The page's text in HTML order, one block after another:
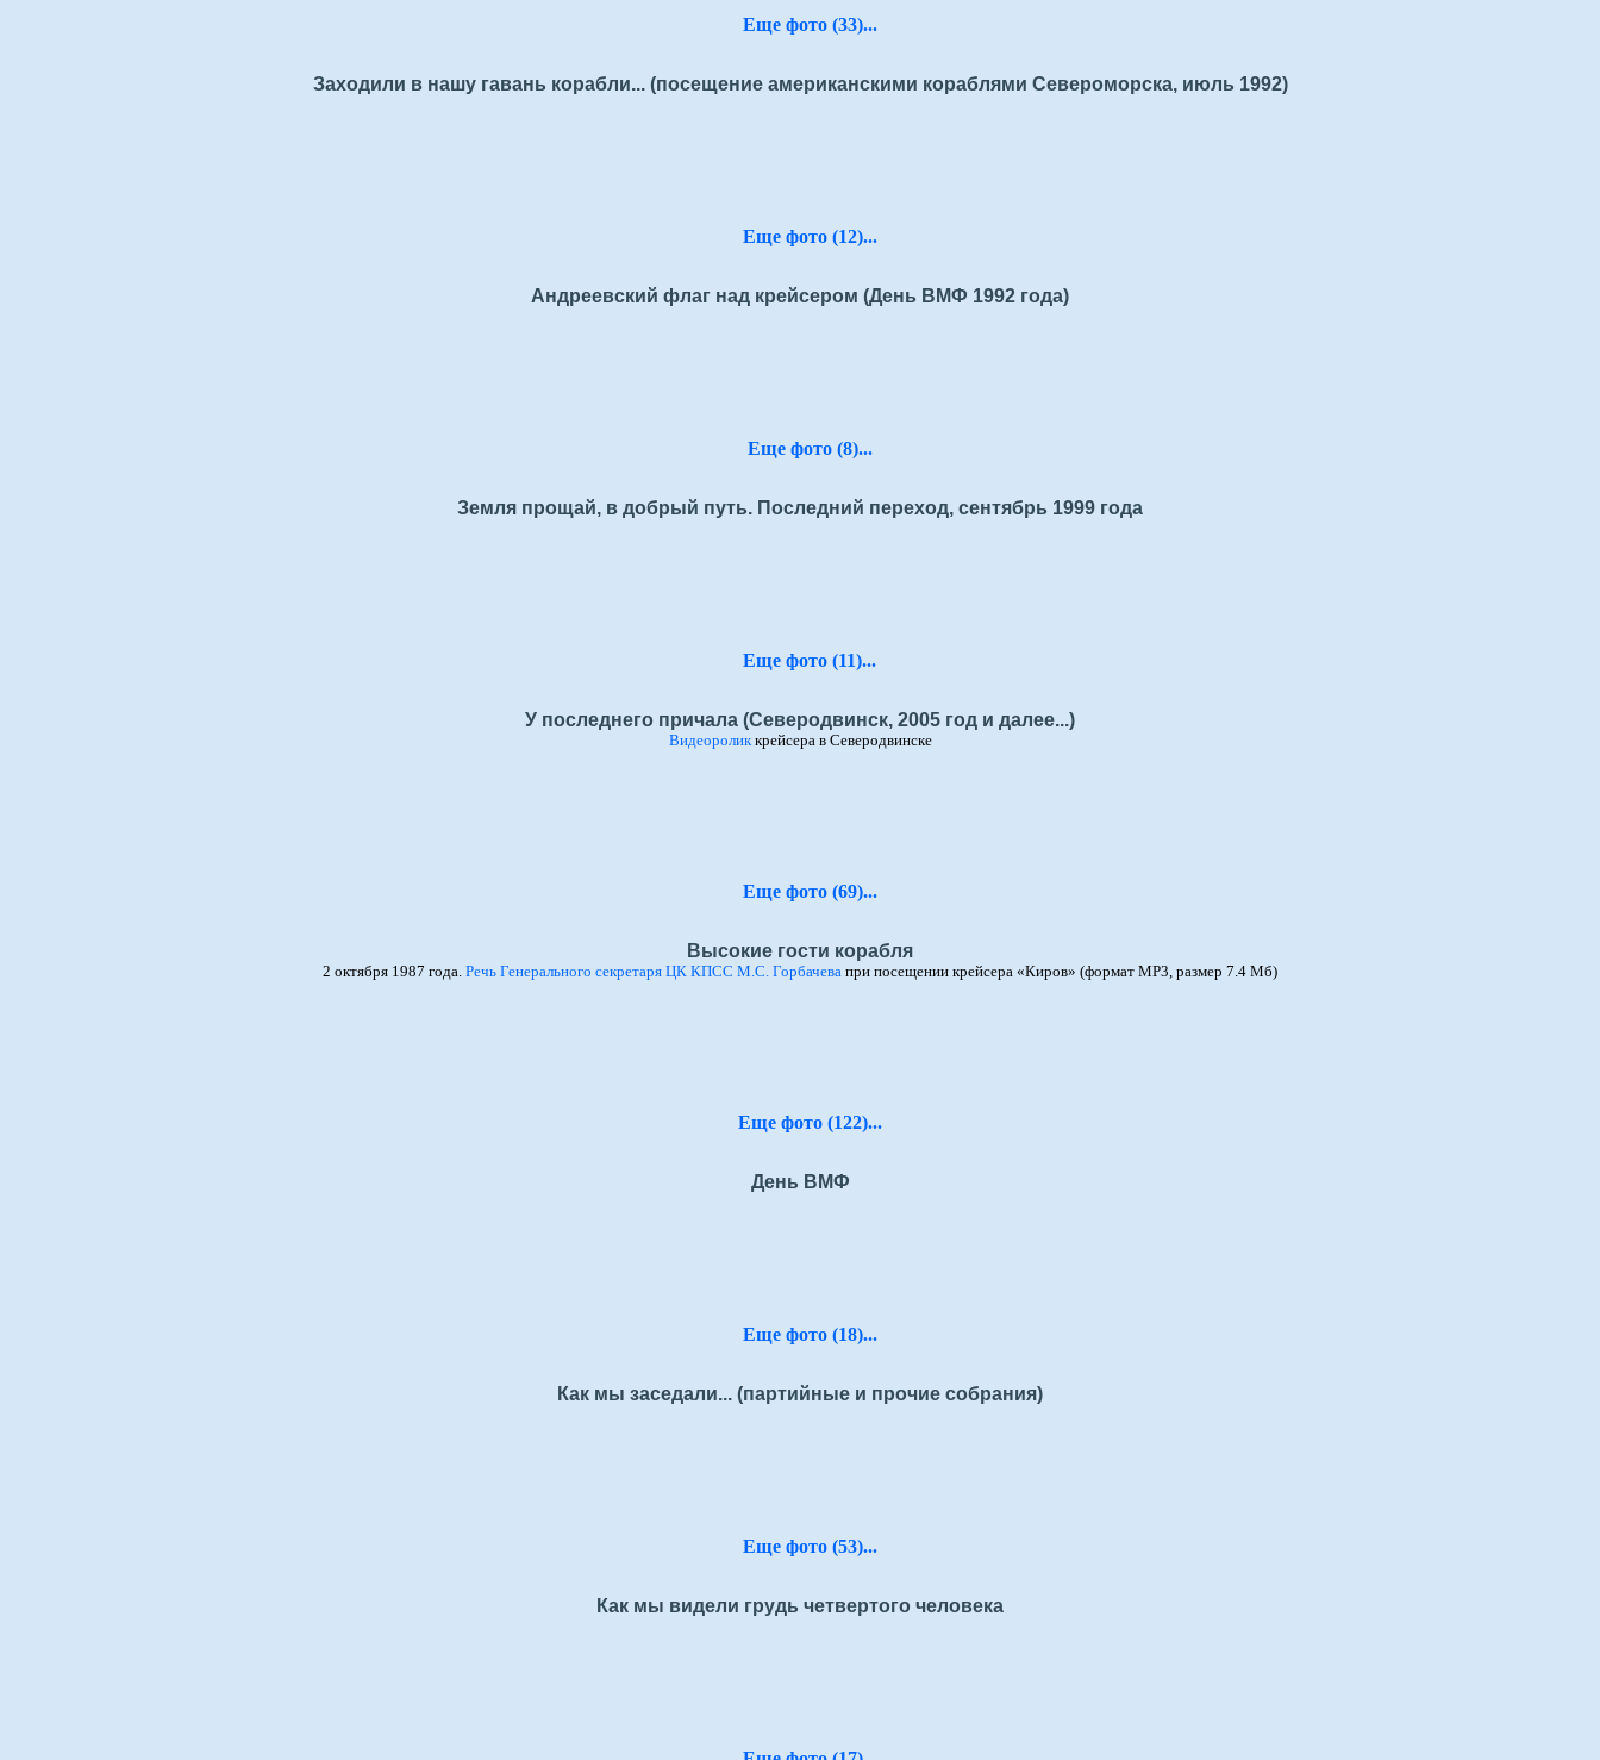
Еще фото (33)...
Заходили в нашу гавань корабли... (посещение американскими кораблями Североморска, июль 1992)
Еще фото (12)...
Андреевский флаг над крейсером (День ВМФ 1992 года)
Еще фото (8)...
Земля прощай, в добрый путь. Последний переход, сентябрь 1999 года
Еще фото (11)...
У последнего причала (Северодвинск, 2005 год и далее...)
Видеороликкрейсера в Северодвинске
Еще фото (69)...
Высокие гости корабля
2 октября 1987 года. Речь Генерального секретаря ЦК КПСС М.С. Горбачева при посещении крейсера «Киров» (формат MP3, размер 7.4 Мб)
Еще фото (122)...
День ВМФ
Еще фото (18)...
Как мы заседали... (партийные и прочие собрания)
Еще фото (53)...
Как мы видели грудь четвертого человека